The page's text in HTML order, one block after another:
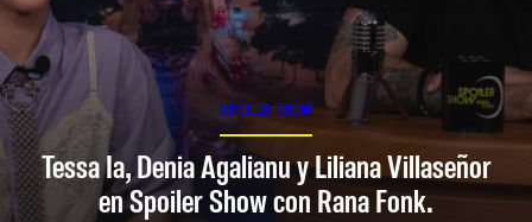
SPOILER SHOW
Tessa Ia, Denia Agalianu y Liliana Villaseñor
en Spoiler Show con Rana Fonk.